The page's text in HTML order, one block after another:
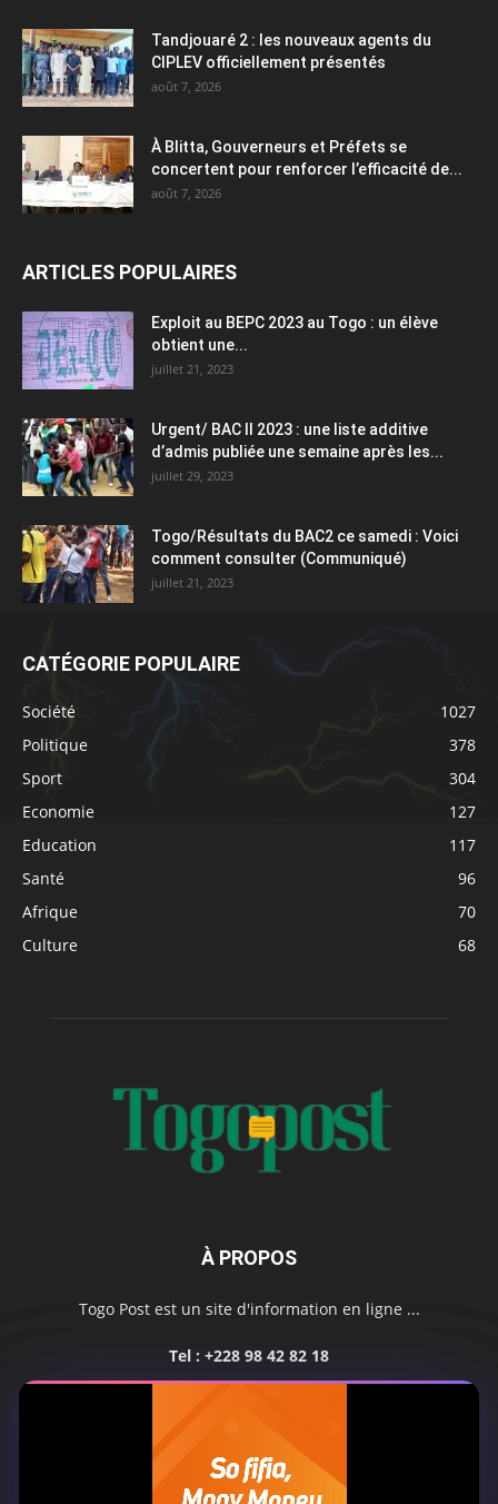
Tandjouaré 2 : les nouveaux agents du
CIPLEV officiellement présentés
août 7, 2026
À Blitta, Gouverneurs et Préfets se
concertent pour renforcer l’efficacité de...
août 7, 2026
ARTICLES POPULAIRES
Exploit au BEPC 2023 au Togo : un élève
obtient une...
juillet 21, 2023
Urgent/ BAC II 2023 : une liste additive
d’admis publiée une semaine après les...
juillet 29, 2023
Togo/Résultats du BAC2 ce samedi : Voici
comment consulter (Communiqué)
juillet 21, 2023
CATÉGORIE POPULAIRE
Société
1027
Politique
378
Sport
304
Economie
127
Education
117
Santé
96
Afrique
70
Culture
68
À PROPOS
Togo Post est un site d'information en ligne ...
Tel : +228 98 42 82 18
SUIVEZ NOUS